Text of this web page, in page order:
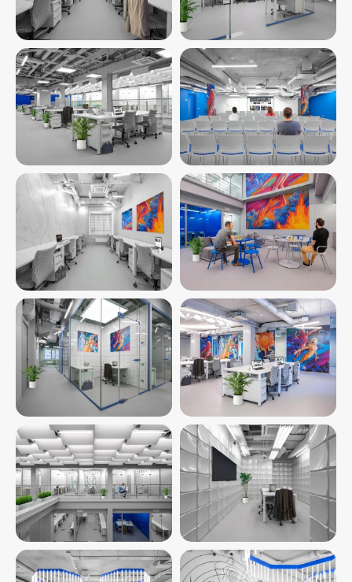
Оставьте заявку прямо
сейчас, и мы пришлем вам
коммерческое предложение
сегодня.
Ваше имя
Телефон
+7
Какой офис ищете (не
обязательно)
Получить предложение
Нажимая на кнопку «Получить
консультацию», вы соглашаетесь
обработку персональных данных в
соответствии ФЗ о персональных данных 152
ФЗ 27 07 2006 г